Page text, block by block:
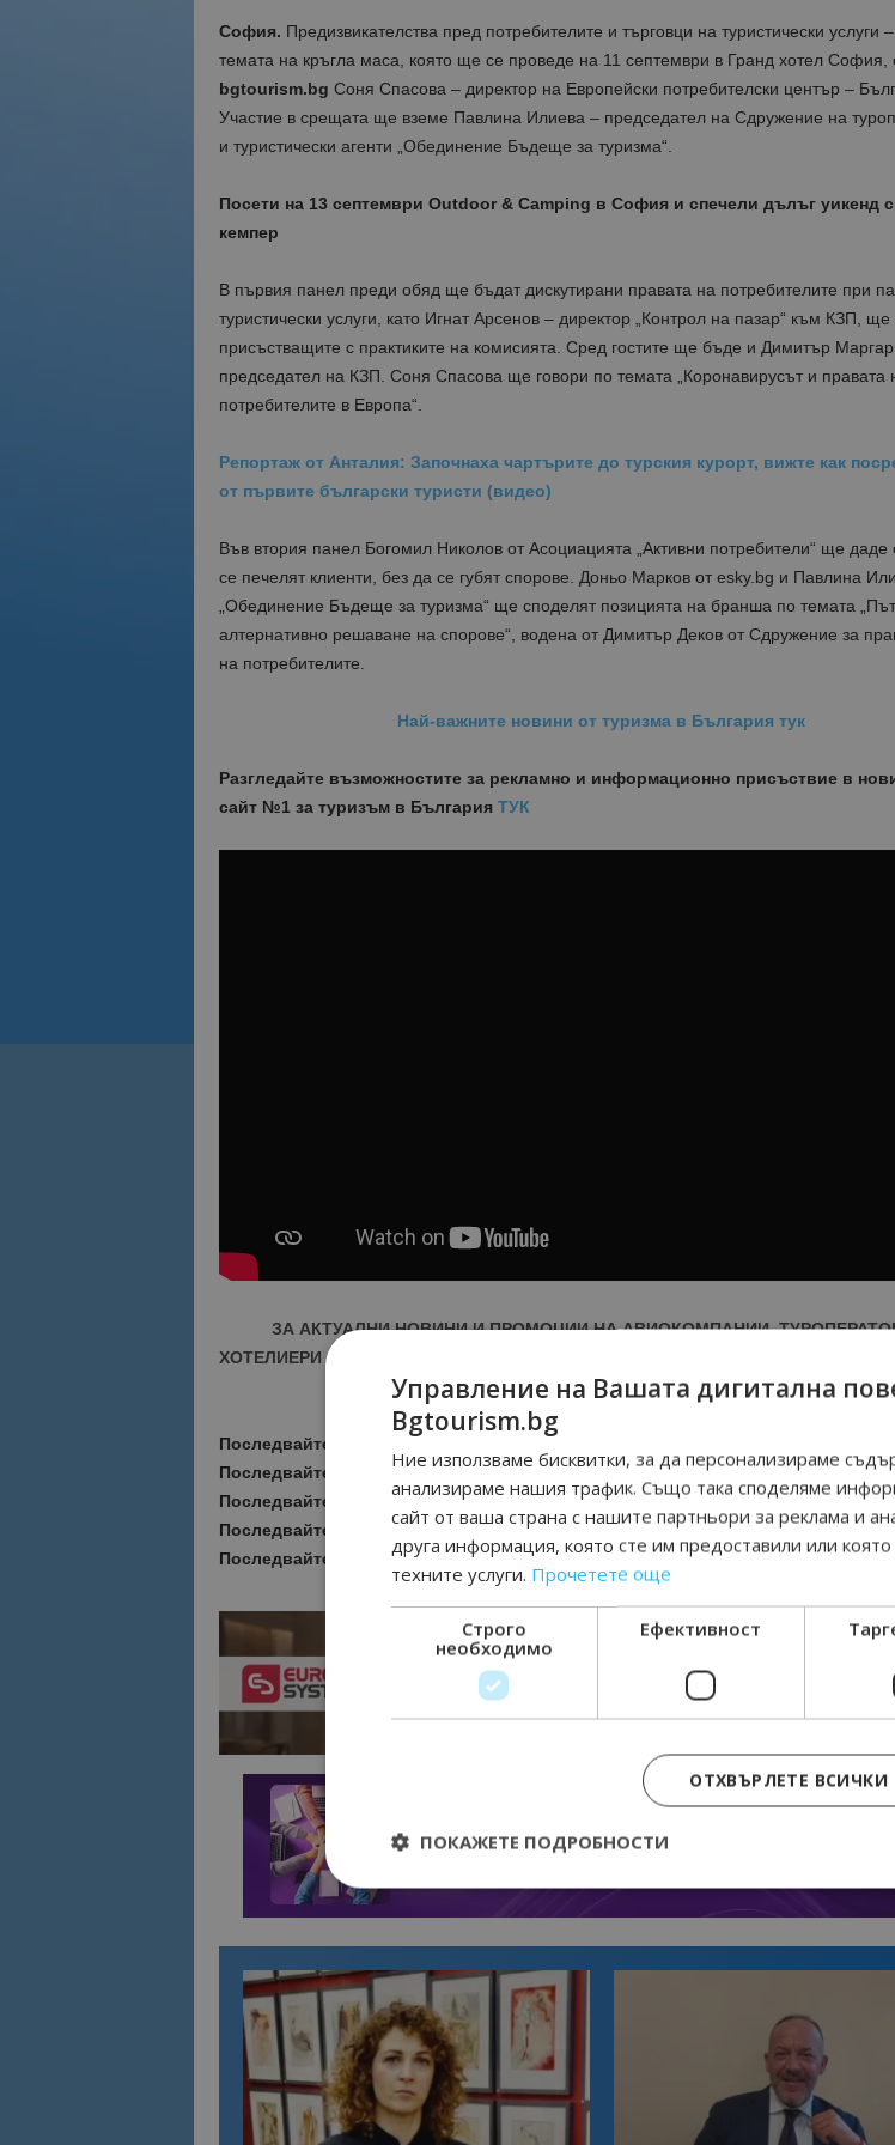
София. Предизвикателства пред потребителите и търговци на туристически услуги
темата на кръгла маса, която ще се проведе на 11 септември в Гранд хотел София,
bgtourism.bg Соня Спасова – директор на Европейски потребителски център –
Участие в срещата ще вземе Павлина Илиева – председател на Сдружение на
и туристически агенти „Обединение Бъдеще за туризма“.
Посети на 13 септември Outdoor & Camping в София и спечели дълъг уикенд с
кемпер
В първия панел преди обяд ще бъдат дискутирани правата на потребителите при
туристически услуги, като Игнат Арсенов – директор „Контрол на пазар“ към КЗП, ще
присъстващите с практиките на комисията. Сред гостите ще бъде и Димитър
председател на КЗП. Соня Спасова ще говори по темата „Коронавирусът и правата
потребителите в Европа“.
Репортаж от Анталия: Започнаха чартърите до турския курорт, вижте как
от първите български туристи (видео)
Във втория панел Богомил Николов от Асоциацията „Активни потребители“ ще даде
се печелят клиенти, без да се губят спорове. Доньо Марков от esky.bg и Павлина
„Обединение Бъдеще за туризма“ ще споделят позицията на бранша по темата
алтернативно решаване на спорове“, водена от Димитър Деков от Сдружение за
на потребителите.
Най-важните новини от туризма в България тук
Разгледайте възможностите за рекламно и информационно присъствие в
сайт №1 за туризъм в България ТУК
ЗА АКТУАЛНИ НОВИНИ И ПРОМОЦИИ НА АВИОКОМПАНИИ,
ХОТЕЛИЕРИ - ПРИСЪЕДИНЕТЕ СЕ КЪМ ВАЙБЪР КАНАЛА НА BGTOURISM.BG -
ТУК!
Последвайте ни за още актуални новини
Последвайте
Bgtourism.bg във VIBER
Последвайте
Bgtourism.bg вINSTAGRAM
Последвайте
Bgtourism.bg въвFACEBOOK
Последвайте
Bgtourism.bg в YOUTUBE
Управление на Вашата дигитална
Bgtourism.bg
Ние използваме бисквитки, за да персонализираме
анализираме нашия трафик. Също така споделяме
сайт от ваша страна с нашите партньори за реклама и
друга информация, която сте им предоставили или
техните услуги. Прочетете още
Строго
необходимо
Ефективност
ОТХВЪРЛЕТЕ ВСИЧКИ
ПОКАЖЕТЕ ПОДРОБНОСТИ
Строго необходимите бисквитки позволяват основната функционалност
управление на акаунта. Уебсайтът не може да се използва правилно без
Име
Валиден
до
cookie_notice_accepted 7 дни
Тази
на